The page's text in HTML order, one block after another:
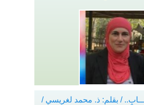
/ بقلم: ذ. محمد لغريسي /